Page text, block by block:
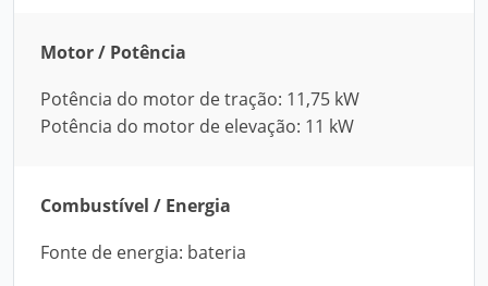
Motor / Potência
Potência do motor de tração: 11,75 kW
Potência do motor de elevação: 11 kW
Combustível / Energia
Fonte de energia: bateria